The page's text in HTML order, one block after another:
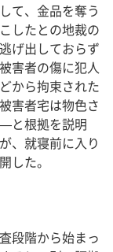
て、金品を奪う
したとの地裁の
げ出しておらず
害者の傷に犯人
から拘束された
害者宅は物色さ
と根拠を説明
、就寝前に入り
した。
段階から始まっ